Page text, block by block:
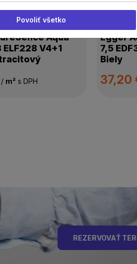
Aqua
V4+1
/ m² s DPH
Do 14 dní
Egger
7,5
Biely
37,20
REZERVOVAŤ
Povoliť všetko